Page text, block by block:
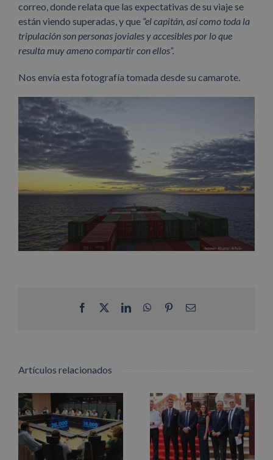
correo, donde relata que las expectativas de su viaje se
están viendo superadas, y que “el capitán, así como toda la
tripulación son personas joviales y accesibles por lo que
resulta muy ameno compartir con ellos”.
Nos envía esta fotografía tomada desde su camarote.
Facebook LinkedInWhatsApp
PinterestCorreo
Artículos relacionados